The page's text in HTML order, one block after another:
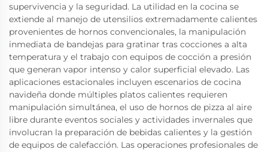
supervivencia y la seguridad. La utilidad en la cocina se
extiende al manejo de utensilios extremadamente calientes
provenientes de hornos convencionales, la manipulación
inmediata de bandejas para gratinar tras cocciones a alta
temperatura y el trabajo con equipos de cocción a presión
que generan vapor intenso y calor superficial elevado. Las
aplicaciones estacionales incluyen escenarios de cocina
navideña donde múltiples platos calientes requieren
manipulación simultánea, el uso de hornos de pizza al aire
libre durante eventos sociales y actividades invernales que
involucran la preparación de bebidas calientes y la gestión
de equipos de calefacción. Las operaciones profesionales de